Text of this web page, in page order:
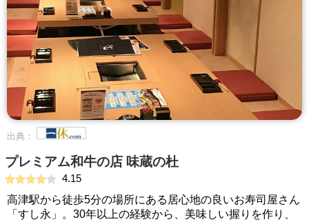
出典：
プレミアム和牛の店 味蔵の杜
4.15
高津駅から徒歩5分の場所にある居心地の良いお寿司屋さん
「すし永」。30年以上の経験から、美味しい握りを作り、